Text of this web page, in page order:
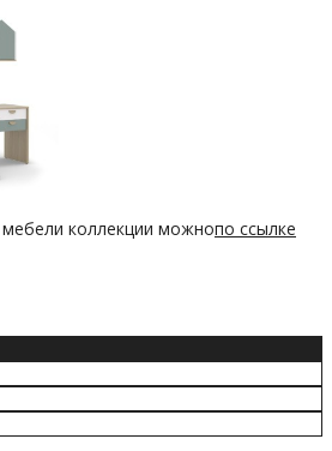
коллекции можнопо ссылке